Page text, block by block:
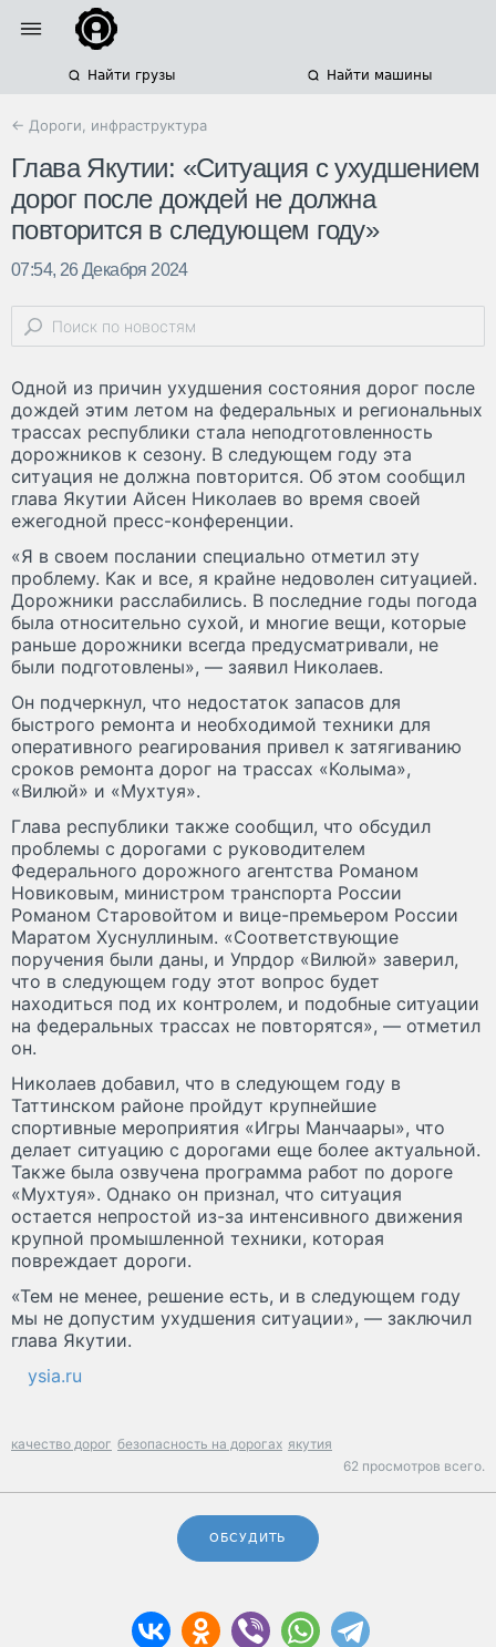
Найти грузы Найти машины
← Дороги, инфраструктура
Глава Якутии: «Ситуация с ухудшением
дорог после дождей не должна
повторится в следующем году»
07:54, 26 Декабря 2024
Одной из причин ухудшения состояния дорог после
дождей этим летом на федеральных и региональных
трассах республики стала неподготовленность
дорожников к сезону. В следующем году эта
ситуация не должна повторится. Об этом сообщил
глава Якутии Айсен Николаев во время своей
ежегодной пресс-конференции.
«Я в своем послании специально отметил эту
проблему. Как и все, я крайне недоволен ситуацией.
Дорожники расслабились. В последние годы погода
была относительно сухой, и многие вещи, которые
раньше дорожники всегда предусматривали, не
были подготовлены», — заявил Николаев.
Он подчеркнул, что недостаток запасов для
быстрого ремонта и необходимой техники для
оперативного реагирования привел к затягиванию
сроков ремонта дорог на трассах «Колыма»,
«Вилюй» и «Мухтуя».
Глава республики также сообщил, что обсудил
проблемы с дорогами с руководителем
Федерального дорожного агентства Романом
Новиковым, министром транспорта России
Романом Старовойтом и вице-премьером России
Маратом Хуснуллиным. «Соответствующие
поручения были даны, и Упрдор «Вилюй» заверил,
что в следующем году этот вопрос будет
находиться под их контролем, и подобные ситуации
на федеральных трассах не повторятся», — отметил
он.
Николаев добавил, что в следующем году в
Таттинском районе пройдут крупнейшие
спортивные мероприятия «Игры Манчаары», что
делает ситуацию с дорогами еще более актуальной.
Также была озвучена программа работ по дороге
«Мухтуя». Однако он признал, что ситуация
остается непростой из-за интенсивного движения
крупной промышленной техники, которая
повреждает дороги.
«Тем не менее, решение есть, и в следующем году
мы не допустим ухудшения ситуации», — заключил
глава Якутии.
ysia.ru
качество дорог безопасность на дорогах якутия
62 просмотров всего.
ОБСУДИТЬ